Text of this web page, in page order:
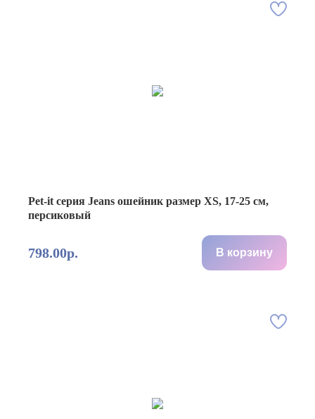
Pet-it серия Jeans ошейник размер XS, 17-25 см,
персиковый
798.00р. В корзину